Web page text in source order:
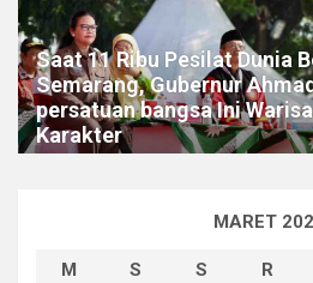
Saat 11 Ribu Pesilat Dunia
Semarang, Gubernur
persatuan bangsa Ini
Karakter
MARET
M S S R